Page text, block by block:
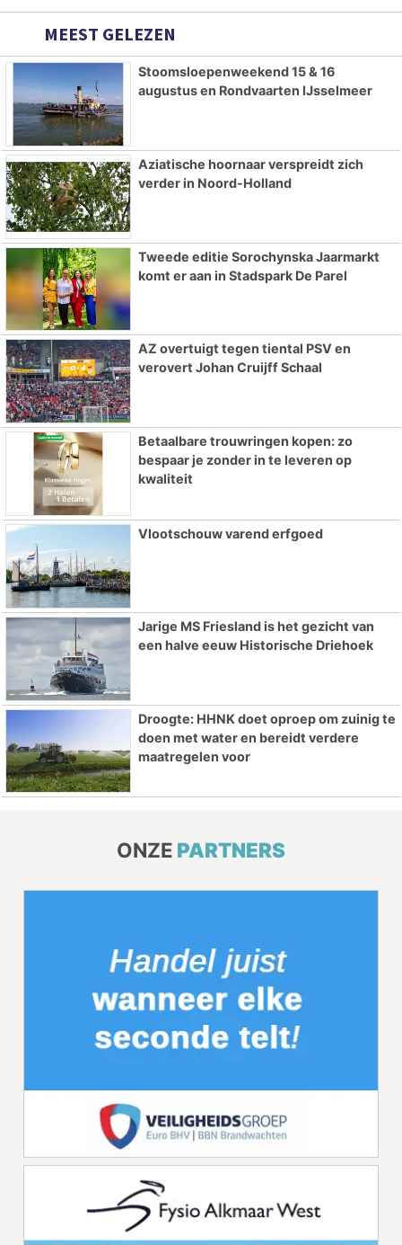
MEEST GELEZEN
Stoomsloepenweekend 15 & 16
augustus en Rondvaarten IJsselmeer
Aziatische hoornaar verspreidt zich
verder in Noord-Holland
Tweede editie Sorochynska Jaarmarkt
komt er aan in Stadspark De Parel
AZ overtuigt tegen tiental PSV en
verovert Johan Cruijff Schaal
Betaalbare trouwringen kopen: zo
bespaar je zonder in te leveren op
kwaliteit
Vlootschouw varend erfgoed
Jarige MS Friesland is het gezicht van
een halve eeuw Historische Driehoek
Droogte: HHNK doet oproep om zuinig te
doen met water en bereidt verdere
maatregelen voor
ONZE PARTNERS